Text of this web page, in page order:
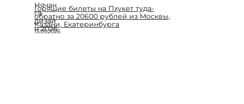
Горящие билеты на Пхукет туда-
обратно за 20600 рублей из Москвы,
Казани, Екатеринбурга
15.05.2026